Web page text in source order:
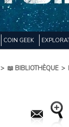
COIN GEEK
> 📖 BIBLIOTHÈQUE >